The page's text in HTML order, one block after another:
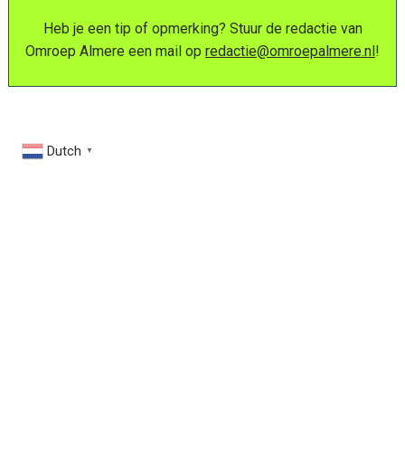
Heb je een tip of opmerking? Stuur de redactie van
Omroep Almere een mail op redactie@omroepalmere.nl!
Dutch ▼